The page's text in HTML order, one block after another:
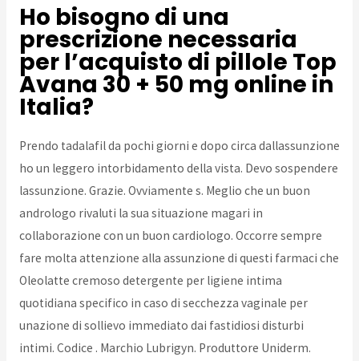
Ho bisogno di una
prescrizione necessaria
per l’acquisto di pillole Top
Avana 30 + 50 mg online in
Italia?
Prendo tadalafil da pochi giorni e dopo circa dallassunzione
ho un leggero intorbidamento della vista. Devo sospendere
lassunzione. Grazie. Ovviamente s. Meglio che un buon
andrologo rivaluti la sua situazione magari in
collaborazione con un buon cardiologo. Occorre sempre
fare molta attenzione alla assunzione di questi farmaci che
Oleolatte cremoso detergente per ligiene intima
quotidiana specifico in caso di secchezza vaginale per
unazione di sollievo immediato dai fastidiosi disturbi
intimi. Codice . Marchio Lubrigyn. Produttore Uniderm.